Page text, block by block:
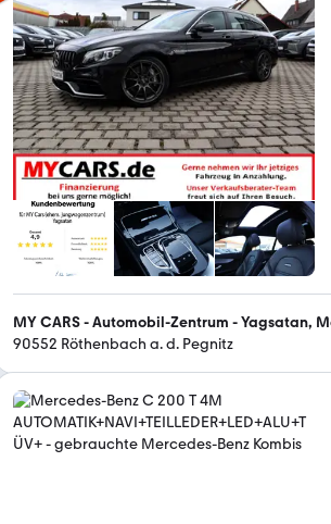
90552 Röthenbach a. d. Pegnitz